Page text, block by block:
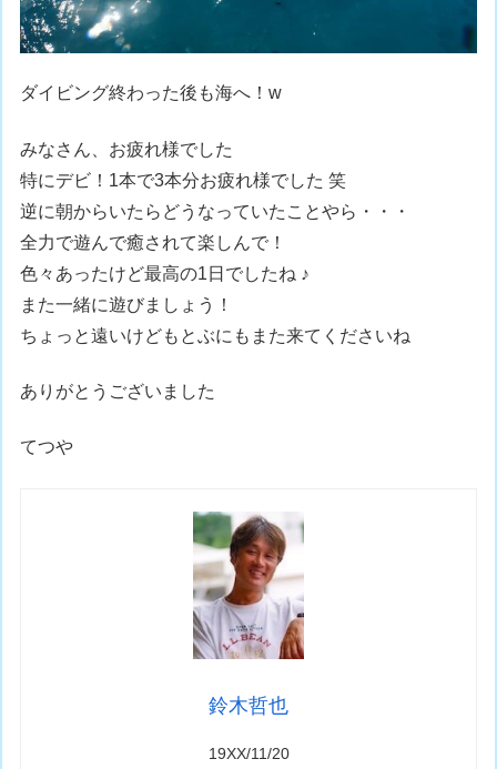
ダイビング終わった後も海へ！w
みなさん、お疲れ様でした
特にデビ！1本で3本分お疲れ様でした 笑
逆に朝からいたらどうなっていたことやら・・・
全力で遊んで癒されて楽しんで！
色々あったけど最高の1日でしたね ♪
また一緒に遊びましょう！
ちょっと遠いけどもとぶにもまた来てくださいね
ありがとうございました
てつや
鈴木哲也
19XX/11/20